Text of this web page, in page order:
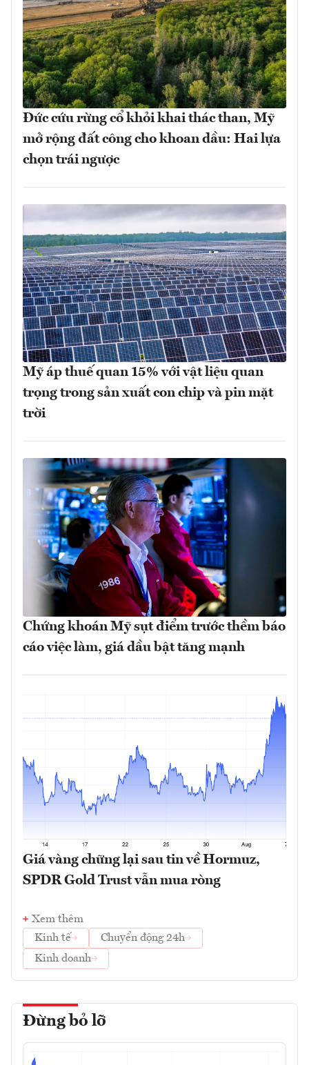
Đức cứu rừng cổ khỏi khai thác than, Mỹ
mở rộng đất công cho khoan dầu: Hai lựa
chọn trái ngược
Mỹ áp thuế quan 15% với vật liệu quan
trọng trong sản xuất con chip và pin mặt
trời
Chứng khoán Mỹ sụt điểm trước thềm báo
cáo việc làm, giá dầu bật tăng mạnh
Giá vàng chững lại sau tin về Hormuz,
SPDR Gold Trust vẫn mua ròng
Xem thêm
Kinh tế
Chuyển động 24h
Kinh doanh
Đừng bỏ lỡ